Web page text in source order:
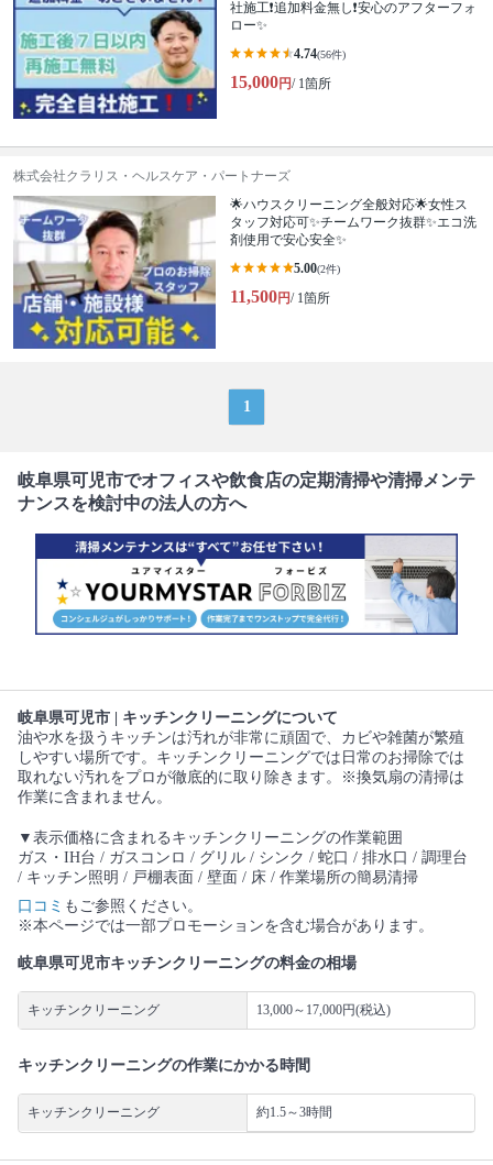
社施工❗️追加料金無し❗️安心のアフターフォ
ロー✨
4.74(56件)
15,000円/ 1箇所
株式会社クラリス・ヘルスケア・パートナーズ
🌟ハウスクリーニング全般対応🌟女性ス
タッフ対応可✨チームワーク抜群✨エコ洗
剤使用で安心安全✨
5.00(2件)
11,500円/ 1箇所
1
岐阜県可児市でオフィスや飲食店の定期清掃や清掃メンテ
ナンスを検討中の法人の方へ
岐阜県可児市 | キッチンクリーニングについて
油や水を扱うキッチンは汚れが非常に頑固で、カビや雑菌が繁殖
しやすい場所です。キッチンクリーニングでは日常のお掃除では
取れない汚れをプロが徹底的に取り除きます。※換気扇の清掃は
作業に含まれません。
▼表示価格に含まれるキッチンクリーニングの作業範囲
ガス・IH台 / ガスコンロ / グリル / シンク / 蛇口 / 排水口 / 調理台
/ キッチン照明 / 戸棚表面 / 壁面 / 床 / 作業場所の簡易清掃
口コミ もご参照ください。
※本ページでは一部プロモーションを含む場合があります。
岐阜県可児市キッチンクリーニングの料金の相場
キッチンクリーニング 13,000～17,000円(税込)
キッチンクリーニングの作業にかかる時間
キッチンクリーニング 約1.5～3時間